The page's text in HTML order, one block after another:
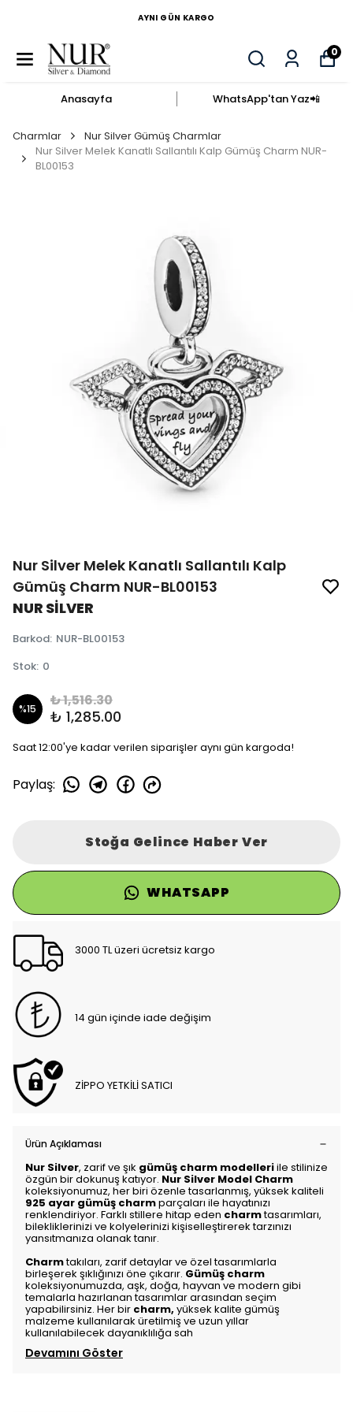
AYNI GÜN KARGO
0
Anasayfa WhatsApp'tan Yaz​📲​
Charmlar
Nur Silver Gümüş Charmlar
Nur Silver Melek Kanatlı Sallantılı Kalp Gümüş Charm NUR-
BL00153
Nur Silver Melek Kanatlı Sallantılı Kalp
Gümüş Charm NUR-BL00153
NUR SİLVER
Barkod: NUR-BL00153
Stok: 0
%15 ₺ 1,516.30
₺ 1,285.00
Saat 12:00'ye kadar verilen siparişler aynı gün kargoda!
Paylaş:
Stoğa Gelince Haber Ver
WHATSAPP
3000 TL üzeri ücretsiz kargo
14 gün içinde iade değişim
ZİPPO YETKİLİ SATICI
Ürün Açıklaması
Nur Silver, zarif ve şık gümüş charm modelleriile stilinize
özgün bir dokunuş katıyor. Nur Silver Model Charm
koleksiyonumuz, her biri özenle tasarlanmış, yüksek kaliteli
925 ayar gümüş charmparçaları ile hayatınızı
renklendiriyor. Farklı stillere hitap eden charmtasarımları,
bilekliklerinizi ve kolyelerinizi kişiselleştirerek tarzınızı
yansıtmanıza olanak tanır.
Charmtakıları, zarif detaylar ve özel tasarımlarla
birleşerek şıklığınızı öne çıkarır. Gümüş charm
koleksiyonumuzda, aşk, doğa, hayvan ve modern gibi
temalarla hazırlanan tasarımlar arasından seçim
yapabilirsiniz. Her bir charm, yüksek kalite gümüş
malzeme kullanılarak üretilmiş ve uzun yıllar
kullanılabilecek dayanıklılığa sah
Devamını Göster